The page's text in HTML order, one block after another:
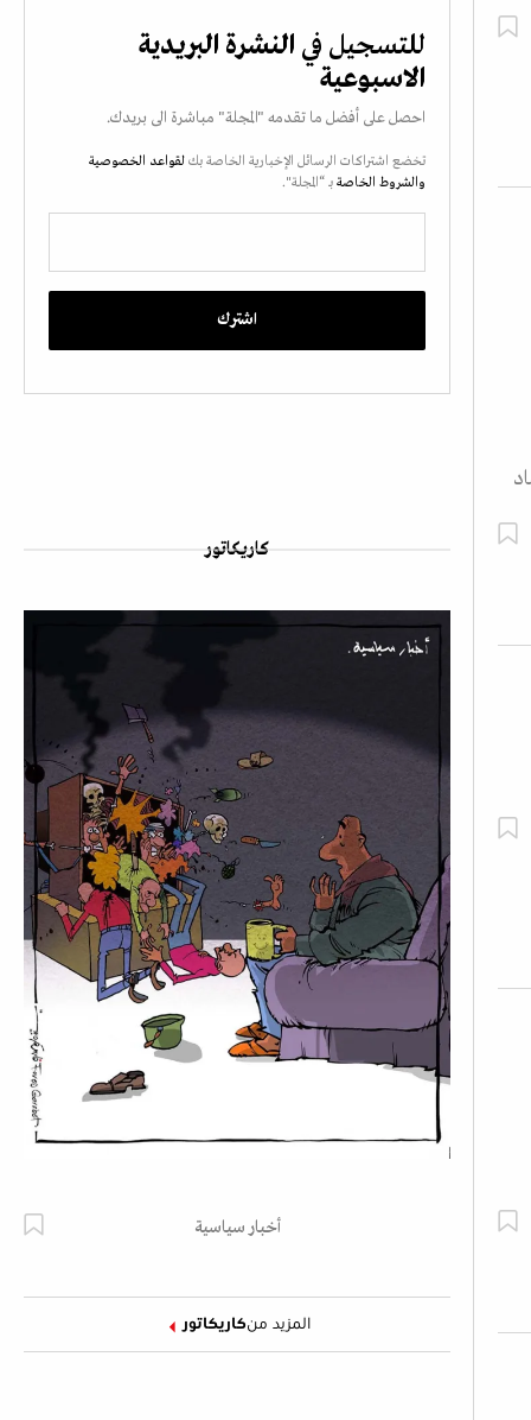
للتسجيل في النشرة البريدية
الاسبوعية
احصل على أفضل ما تقدمه "المجلة" مباشرة الى بريدك.
تخضع اشتراكات الرسائل الإخبارية الخاصة بك لقواعد الخصوصية
والشروط الخاصة بـ “المجلة".
كاريكاتور
أخبار سياسية
المزيد منكاريكاتور